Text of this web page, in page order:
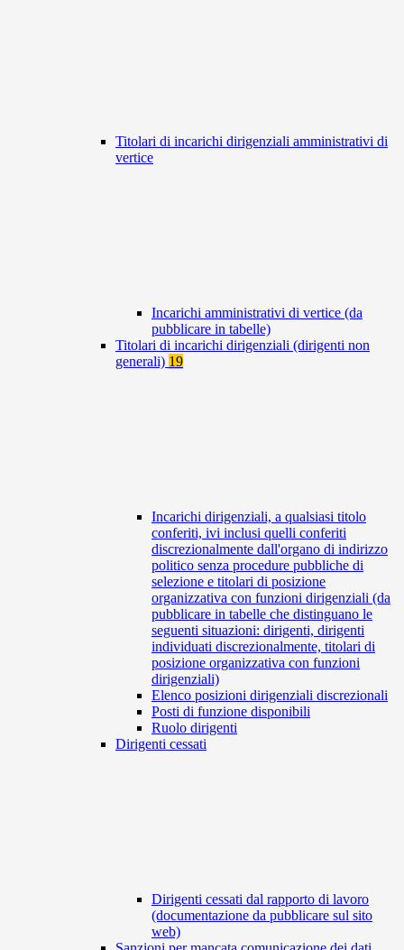
Titolari di incarichi dirigenziali amministrativi di
vertice
Incarichi amministrativi di vertice (da
pubblicare in tabelle)
Titolari di incarichi dirigenziali (dirigenti non
generali) 19
Incarichi dirigenziali, a qualsiasi titolo
conferiti, ivi inclusi quelli conferiti
discrezionalmente dall'organo di indirizzo
politico senza procedure pubbliche di
selezione e titolari di posizione
organizzativa con funzioni dirigenziali (da
pubblicare in tabelle che distinguano le
seguenti situazioni: dirigenti, dirigenti
individuati discrezionalmente, titolari di
posizione organizzativa con funzioni
dirigenziali)
Elenco posizioni dirigenziali discrezionali
Posti di funzione disponibili
Ruolo dirigenti
Dirigenti cessati
Dirigenti cessati dal rapporto di lavoro
(documentazione da pubblicare sul sito
web)